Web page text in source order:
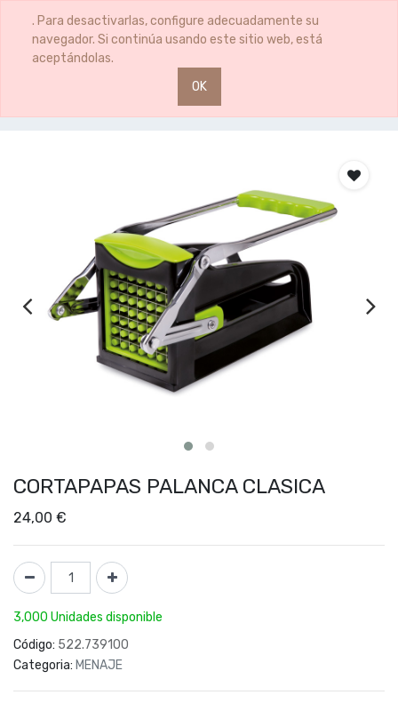
. Para desactivarlas, configure adecuadamente su
navegador. Si continúa usando este sitio web, está
aceptándolas.
OK
0 0
CORTAPAPAS PALANCA CLASICA
CORTAPAPAS PALANCA CLASICA
24,00 €
3,000 Unidades disponible
Código: 522.739100
Categoria: MENAJE